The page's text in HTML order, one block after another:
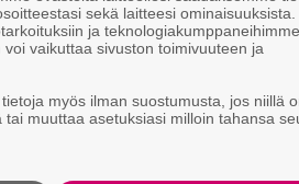
ja sillä vedotaan
lakkauttamaan
merkittävää ja
alueella kannattaa
3.
4.
sekä laitteesi
ja teknologiakumppaneihimme
vaikuttaa sivuston toimivuuteen ja
myös ilman suostumusta, jos niillä
muuttaa asetuksiasi milloin tahansa